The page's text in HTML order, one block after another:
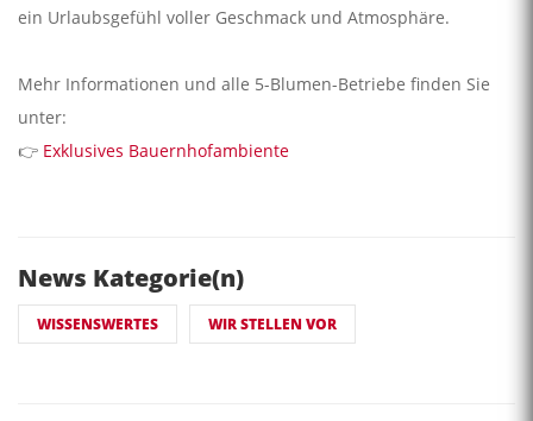
ein Urlaubsgefühl voller Geschmack und Atmosphäre.
Mehr Informationen und alle 5-Blumen-Betriebe finden Sie
unter:
👉 Exklusives Bauernhofambiente
News Kategorie(n)
WISSENSWERTES WIR STELLEN VOR